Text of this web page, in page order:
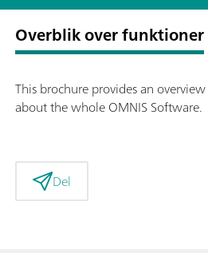
Overblik over funktioner
This brochure provides an
about the whole OMNIS Software.
Del